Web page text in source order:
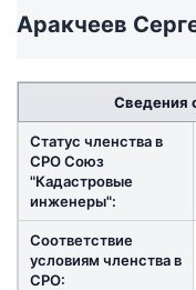
Аракчеев
Сведения
Статус членства в
СРО Союз
"Кадастровые
инженеры":
Соответствие
условиям членства в
СРО: